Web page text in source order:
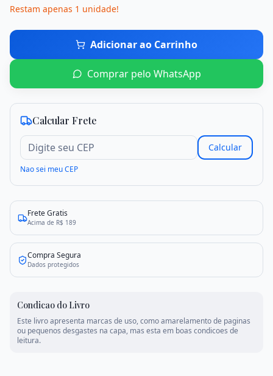
Contato
Criar conta Entrar
Restam apenas 1 unidade!
Adicionar ao Carrinho
Comprar pelo WhatsApp
Calcular Frete
Calcular
Nao sei meu CEP
Frete Gratis
Acima de R$ 189
Compra Segura
Dados protegidos
Condicao do Livro
Este livro apresenta marcas de uso, como amarelamento de paginas
ou pequenos desgastes na capa, mas esta em boas condicoes de
leitura.